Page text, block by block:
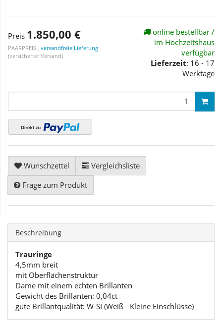
Preis 1.850,00 €
PAARPREIS , versandfreie Lieferung
(versicherter Versand)
online bestellbar /
im Hochzeitshaus
verfügbar
Lieferzeit: 16 - 17
Werktage
Wunschzettel
Vergleichsliste
Frage zum Produkt
Beschreibung
Trauringe
4,5mm breit
mit Oberflächenstruktur
Dame mit einem echten Brillanten
Gewicht des Brillanten: 0,04ct
gute Brillantqualität: W-SI (Weiß - Kleine Einschlüsse)